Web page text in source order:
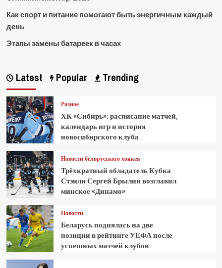
Как спорт и питание помогают быть энергичным каждый
день
Этапы замены батареек в часах
Latest Popular Trending
Разное
ХК «Сибирь»: расписание матчей,
календарь игр и история
новосибирского клуба
Новости белорусского хоккея
Трёхкратный обладатель Кубка
Стэнли Сергей Брылин возглавил
минское «Динамо»
Новости
Беларусь поднялась на две
позиции в рейтинге УЕФА после
успешных матчей клубов